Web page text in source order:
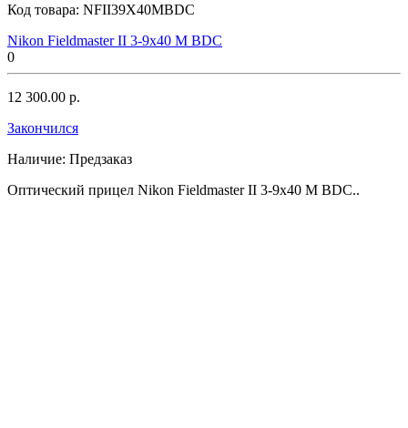
Код товара: NFII39X40MBDC
Nikon Fieldmaster II 3-9x40 M BDC
0
12 300.00 р.
Закончился
Наличие: Предзаказ
Оптический прицел Nikon Fieldmaster II 3-9x40 M BDC..